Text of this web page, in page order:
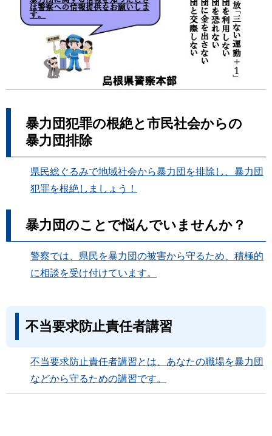
暴力団犯罪の根絶と市民社会からの
暴力団排除
県民総ぐるみで地域社会から暴力団を排除し、暴力団
犯罪を根絶しましょう！
暴力団のことで悩んでいませんか？
警察では、県民を暴力団の被害から守るため、積極的
に相談を受け付けています。
不当要求防止責任者講習
不当要求防止責任者講習とは、あなたの職場を暴力団
などから守るための講習です。